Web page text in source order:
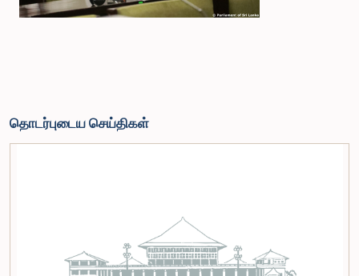
தொடர்புடைய செய்திகள்